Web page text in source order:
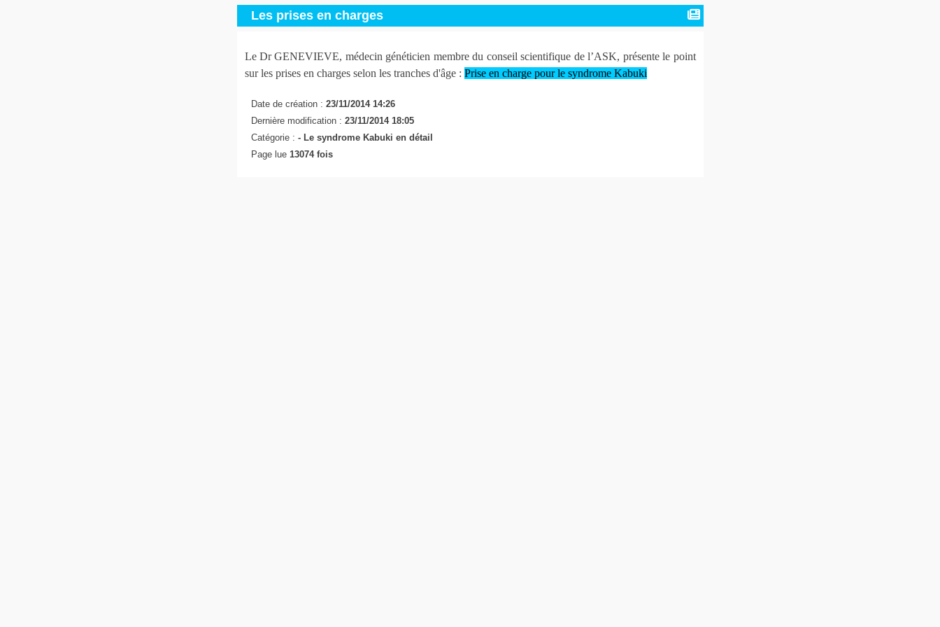
Les prises en charges
Le Dr GENEVIEVE, médecin généticien membre du conseil scientifique de l’ASK, présente le point
sur les prises en charges selon les tranches d'âge : Prise en charge pour le syndrome Kabuki
Date de création : 23/11/2014 14:26
Dernière modification : 23/11/2014 18:05
Catégorie : - Le syndrome Kabuki en détail
Page lue 13074 fois